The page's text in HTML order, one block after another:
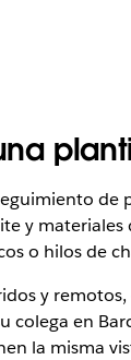
de
y
o hilos de
y
colega en
la misma